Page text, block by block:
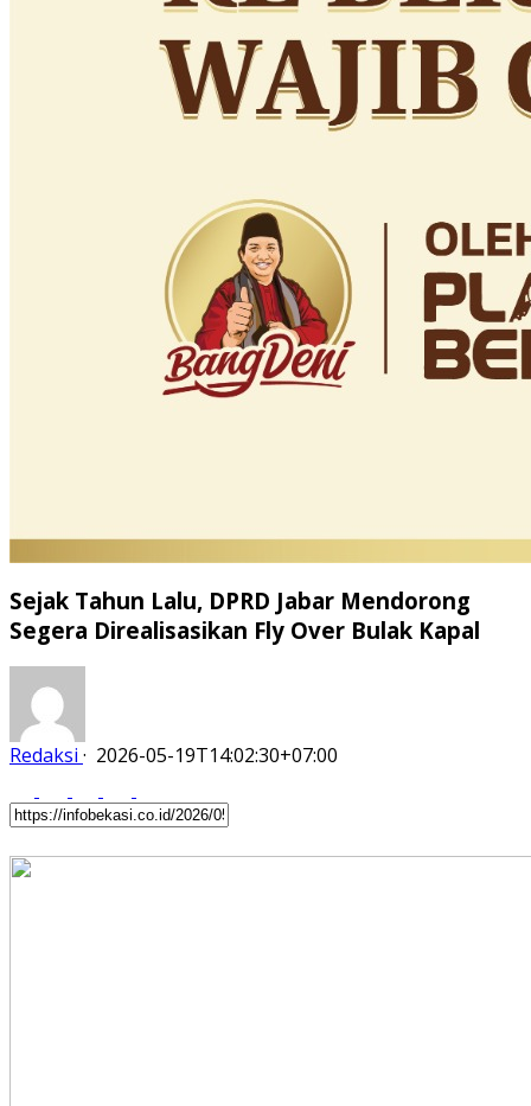
Sejak Tahun Lalu, DPRD Jabar Mendorong
Segera Direalisasikan Fly Over Bulak Kapal
Redaksi · 2026-05-19T14:02:30+07:00